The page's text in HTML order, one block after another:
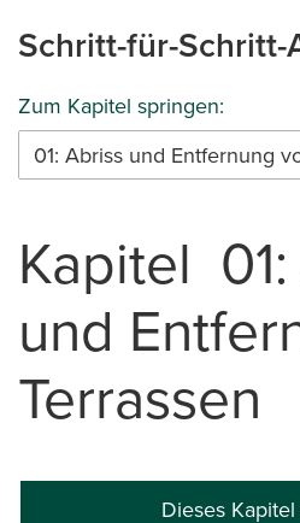
Schritt-für-
Zum Kapitel springen:
01: Abriss und Entfernung
Kapitel
und
Terrassen
Dieses